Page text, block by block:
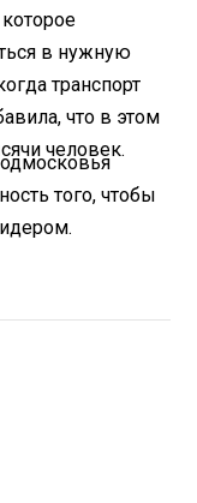
в нужную
транспорт
что в этом
человек.
того, чтобы